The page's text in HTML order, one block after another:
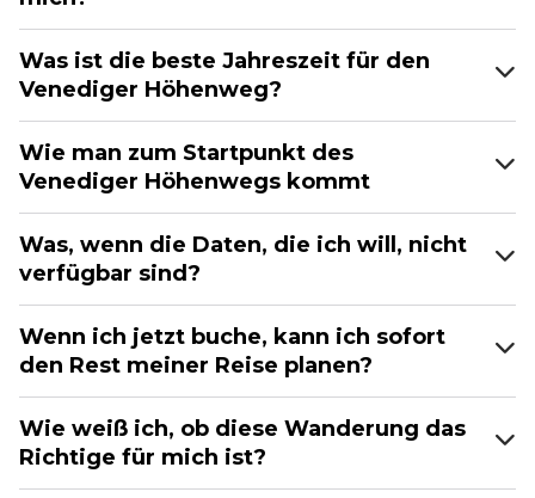
Was ist die beste Jahreszeit für den
Venediger Höhenweg?
Wie man zum Startpunkt des
Venediger Höhenwegs kommt
Was, wenn die Daten, die ich will, nicht
verfügbar sind?
Wenn ich jetzt buche, kann ich sofort
den Rest meiner Reise planen?
Wie weiß ich, ob diese Wanderung das
Richtige für mich ist?